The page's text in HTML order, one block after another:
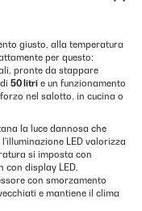
giusto, alla temperatura
per questo:
pronte da stappare
50 litri e un funzionamento
nel salotto, in cucina o
la luce dannosa che
LED valorizza
si imposta con
con display LED,
con smorzamento
e mantiene il clima